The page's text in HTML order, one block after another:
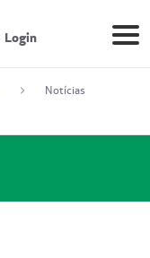
Login
Notícias